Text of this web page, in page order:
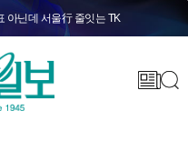
아닌데 서울行 줄잇는 TK